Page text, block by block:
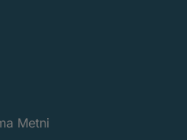
Metni